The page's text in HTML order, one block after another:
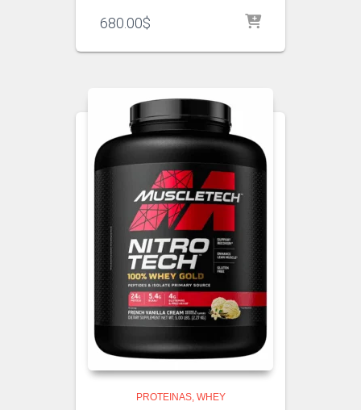
680.00$
PROTEINAS WHEY